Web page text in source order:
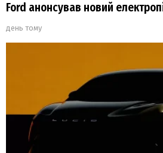
Ford анонсував новий
день тому